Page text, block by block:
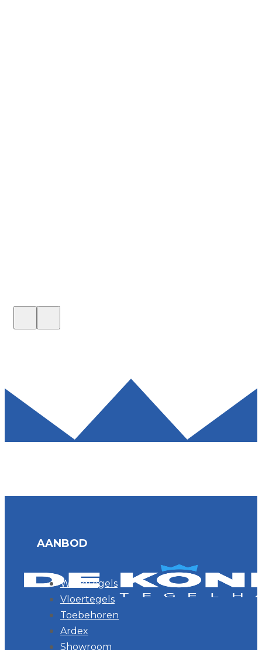
AANBOD
Wandtegels
Vloertegels
Toebehoren
Ardex
Showroom